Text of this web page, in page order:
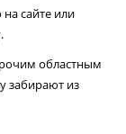
сайте или
областным
забирают из